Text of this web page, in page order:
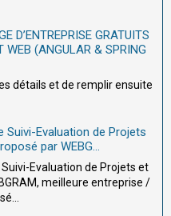
D’ENTREPRISE GRATUITS
WEB (ANGULAR & SPRING
détails et de remplir ensuite
Suivi-Evaluation de Projets
par WEBG...
Evaluation de Projets et
meilleure entreprise /